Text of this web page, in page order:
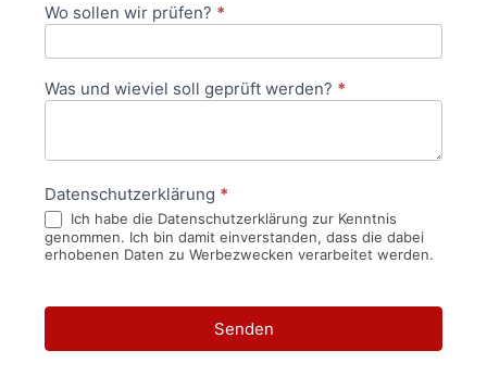
Wo sollen wir prüfen? *
Was und wieviel soll geprüft werden? *
Datenschutzerklärung *
Ich habe die Datenschutzerklärung zur Kenntnis
genommen. Ich bin damit einverstanden, dass die dabei
erhobenen Daten zu Werbezwecken verarbeitet werden.
Senden